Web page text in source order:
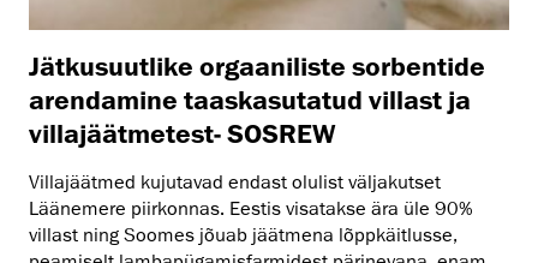
Jätkusuutlike orgaaniliste sorbentide
arendamine taaskasutatud villast ja
villajäätmetest- SOSREW
Villajäätmed kujutavad endast olulist väljakutset
Läänemere piirkonnas. Eestis visatakse ära üle 90%
villast ning Soomes jõuab jäätmena lõppkäitlusse,